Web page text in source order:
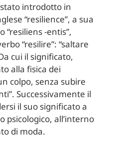
introdotto in
“resilience”, a sua
-entis”,
“resilire”: “saltare
cui il significato,
alla fisica dei
colpo, senza subire
Successivamente il
il suo significato a
psicologico, all’interno
di moda.